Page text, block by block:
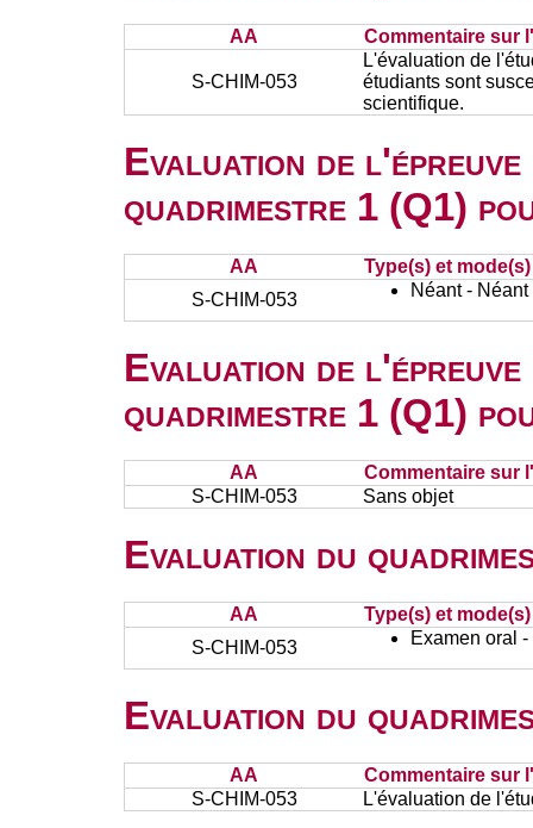
AA Commentaire sur
S-CHIM-053
L'évaluation de
étudiants sont
scientifique.
Evaluation de
quadrimestre 1 (Q1)
AA
Type(s) et
S-CHIM-053
Néant - Néant
Evaluation de
quadrimestre 1 (Q1)
AA
Commentaire sur
S-CHIM-053
Sans objet
Evaluation du
AA
Type(s) et
S-CHIM-053
Examen oral
Evaluation du
AA
Commentaire sur
S-CHIM-053
L'évaluation de